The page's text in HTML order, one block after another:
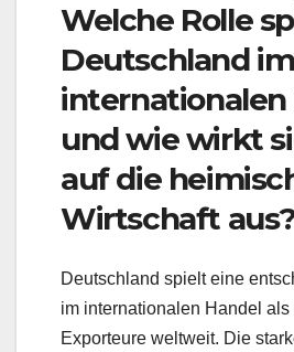
Welche Rolle
Deutschland im
internationalen
und wie wirkt
auf die
Wirtschaft
Deutschland spielt eine
im internationalen Handel
Exporteure weltweit. Die